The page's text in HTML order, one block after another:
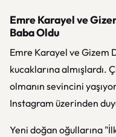
Emre Karayel ve
Baba Oldu
Emre Karayel ve Gizem
kucaklarına almışlardı.
olmanın sevincini
Instagram üzerinden
Yeni doğan oğullarına